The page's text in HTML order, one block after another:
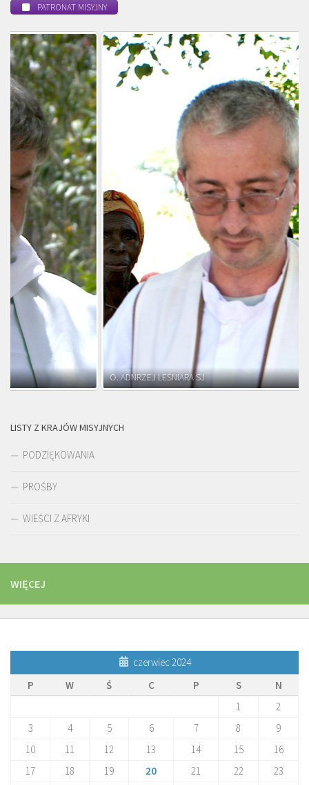
PATRONAT MISYJNY
O. ADNRZEJ LEŚNIARA SJ
LISTY Z KRAJÓW MISYJNYCH
PODZIĘKOWANIA
PROŚBY
WIEŚCI Z AFRYKI
WIĘCEJ
czerwiec 2024
P
W Ś C P S
N
1
2
3
4 5 6 7 8
9
10
11 12 13 14 15
16
17
18 19 20 21 22
23